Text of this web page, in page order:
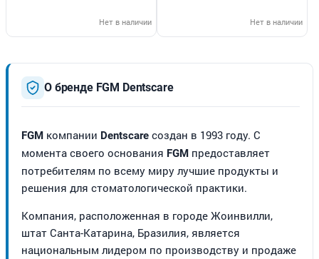
Нет в наличии Нет в наличии
О бренде FGM Dentscare
FGM компании Dentscare создан в 1993 году. С
момента своего основания FGM предоставляет
потребителям по всему миру лучшие продукты и
решения для стоматологической практики.
Компания, расположенная в городе Жоинвилли,
штат Санта-Катарина, Бразилия, является
национальным лидером по производству и продаже